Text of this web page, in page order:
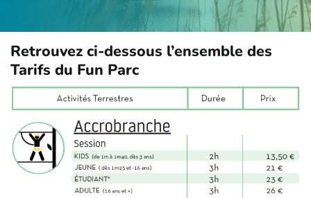
Retrouvez ci-dessous l’ensemble des
Tarifs du Fun Parc